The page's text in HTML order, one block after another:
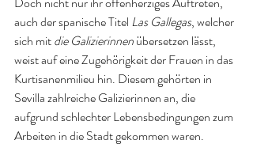
auch der spanische Titel Las Gallegas, welcher
sich mit die Galizierinnen übersetzen lässt,
weist auf eine Zugehörigkeit der Frauen in das
Kurtisanenmilieu hin. Diesem gehörten in
Sevilla zahlreiche Galizierinnen an, die
aufgrund schlechter Lebensbedingungen zum
Arbeiten in die Stadt gekommen waren.